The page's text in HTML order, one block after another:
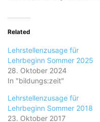
Related
Lehrstellenzusage für
Lehrbeginn Sommer 2025
28. Oktober 2024
In "bildungs:zeit"
Lehrstellenzusage für
Lehrbeginn Sommer 2018
23. Oktober 2017